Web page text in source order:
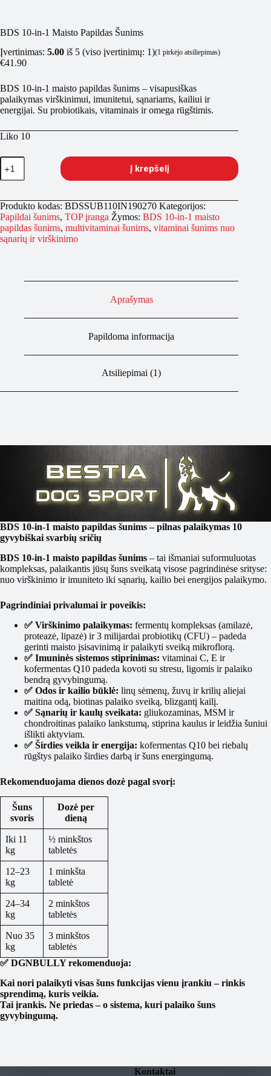
BDS 10-in-1 Maisto Papildas Šunims
Įvertinimas: 5.00 iš 5 (viso įvertinimų: 1)(1 pirkėjo atsiliepimas)
€41.90
BDS 10-in-1 maisto papildas šunims – visapusiškas
palaikymas virškinimui, imunitetui, sąnariams, kailiui ir
energijai. Su probiotikais, vitaminais ir omega rūgštimis.
Liko 10
produkto
kiekis:
BDS
in-
1
Maisto
Papildas
Šunims
Į krepšelį
Produkto kodas: BDSSUB110IN190270 Kategorijos:
Papildai šunims, TOP įranga Žymos: BDS 10-in-1 maisto
papildas šunims, multivitaminai šunims, vitaminai šunims nuo
sąnarių ir virškinimo
Aprašymas
Papildoma informacija
Atsiliepimai (1)
BDS 10-in-1 maisto papildas šunims – pilnas palaikymas 10
gyvybiškai svarbių sričių
BDS 10-in-1 maisto papildas šunims – tai išmaniai suformuluotas
kompleksas, palaikantis jūsų šuns sveikatą visose pagrindinėse srityse:
nuo virškinimo ir imuniteto iki sąnarių, kailio bei energijos palaikymo.
Pagrindiniai privalumai ir poveikis:
✅ Virškinimo palaikymas: fermentų kompleksas (amilazė,
proteazė, lipazė) ir 3 milijardai probiotikų (CFU) – padeda
gerinti maisto įsisavinimą ir palaikyti sveiką mikroflorą.
✅ Imuninės sistemos stiprinimas: vitaminai C, E ir
kofermentas Q10 padeda kovoti su stresu, ligomis ir palaiko
bendrą gyvybingumą.
✅ Odos ir kailio būklė: linų sėmenų, žuvų ir krilių aliejai
maitina odą, biotinas palaiko sveiką, blizgantį kailį.
✅ Sąnarių ir kaulų sveikata: gliukozaminas, MSM ir
chondroitinas palaiko lankstumą, stiprina kaulus ir leidžia šuniui
išlikti aktyviam.
✅ Širdies veikla ir energija: kofermentas Q10 bei riebalų
rūgštys palaiko širdies darbą ir šuns energingumą.
Rekomenduojama dienos dozė pagal svorį:
Šuns
svoris
Dozė per
dieną
Iki 11
kg
½ minkštos
tabletės
12–23
kg
1 minkšta
tabletė
24–34
kg
2 minkštos
tabletės
Nuo 35
kg
3 minkštos
tabletės
✅ DGNBULLY rekomenduoja:
Kai nori palaikyti visas šuns funkcijas vienu įrankiu – rinkis
sprendimą, kuris veikia.
Tai įrankis. Ne priedas – o sistema, kuri palaiko šuns
gyvybingumą.
Kontaktai